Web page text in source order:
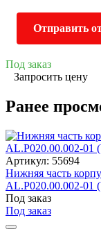
Отправить
Под заказ
Запросить цену
Ранее
Артикул: 55694
Нижняя часть
AL.P020.00.002-01
Под заказ
Под заказ